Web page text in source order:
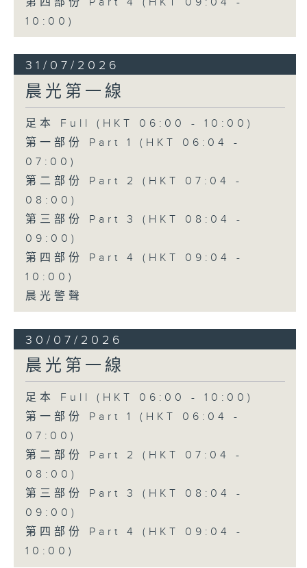
10:00)
31/07/2026
晨光第一線
足本 Full (HKT 06:00 - 10:00)
第一部份 Part 1 (HKT 06:04 -
07:00)
第二部份 Part 2 (HKT 07:04 -
08:00)
第三部份 Part 3 (HKT 08:04 -
09:00)
第四部份 Part 4 (HKT 09:04 -
10:00)
晨光警聲
30/07/2026
晨光第一線
足本 Full (HKT 06:00 - 10:00)
第一部份 Part 1 (HKT 06:04 -
07:00)
第二部份 Part 2 (HKT 07:04 -
08:00)
第三部份 Part 3 (HKT 08:04 -
09:00)
第四部份 Part 4 (HKT 09:04 -
10:00)